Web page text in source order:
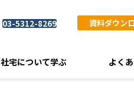
03-5312-8269 資料ダウン
社宅について学ぶ よく